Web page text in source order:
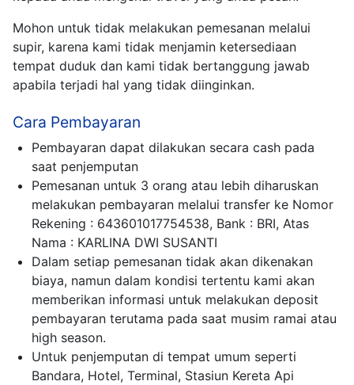
Mohon untuk tidak melakukan pemesanan melalui
supir, karena kami tidak menjamin ketersediaan
tempat duduk dan kami tidak bertanggung jawab
apabila terjadi hal yang tidak diinginkan.
Cara Pembayaran
Pembayaran dapat dilakukan secara cash pada
saat penjemputan
Pemesanan untuk 3 orang atau lebih diharuskan
melakukan pembayaran melalui transfer ke Nomor
Rekening : 643601017754538, Bank : BRI, Atas
Nama : KARLINA DWI SUSANTI
Dalam setiap pemesanan tidak akan dikenakan
biaya, namun dalam kondisi tertentu kami akan
memberikan informasi untuk melakukan deposit
pembayaran terutama pada saat musim ramai atau
high season.
Untuk penjemputan di tempat umum seperti
Bandara, Hotel, Terminal, Stasiun Kereta Api